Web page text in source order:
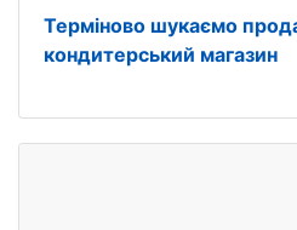
Терміново шукаємо
кондитерський магазин